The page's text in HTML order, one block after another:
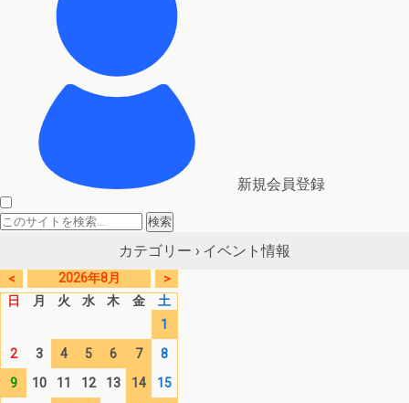
新規会員登録
カテゴリー › イベント情報
< 2026年8月
>
日
月 火 水 木 金
土
1
2
3 4 5 6 7
8
9
10 11 12 13 14
15